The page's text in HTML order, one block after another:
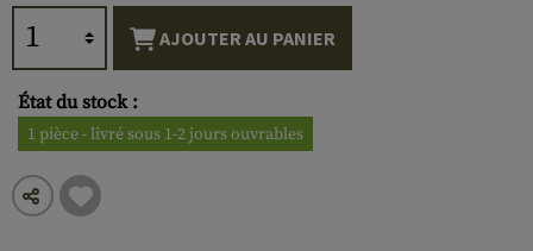
AJOUTER AU PANIER
État du stock :
1 pièce - livré sous 1-2 jours ouvrables